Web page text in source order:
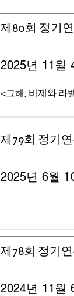
제80회 정기
2025년 11월
<그해, 비제와 라
제79회 정기
2025년 6월
제78회 정기
2024년 11월